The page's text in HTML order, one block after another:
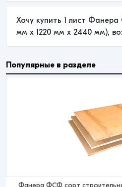
Хочу купить 1 лист
мм x 1220 мм x 2440 мм),
Популярные в разделе
Фанера ФСФ сорт